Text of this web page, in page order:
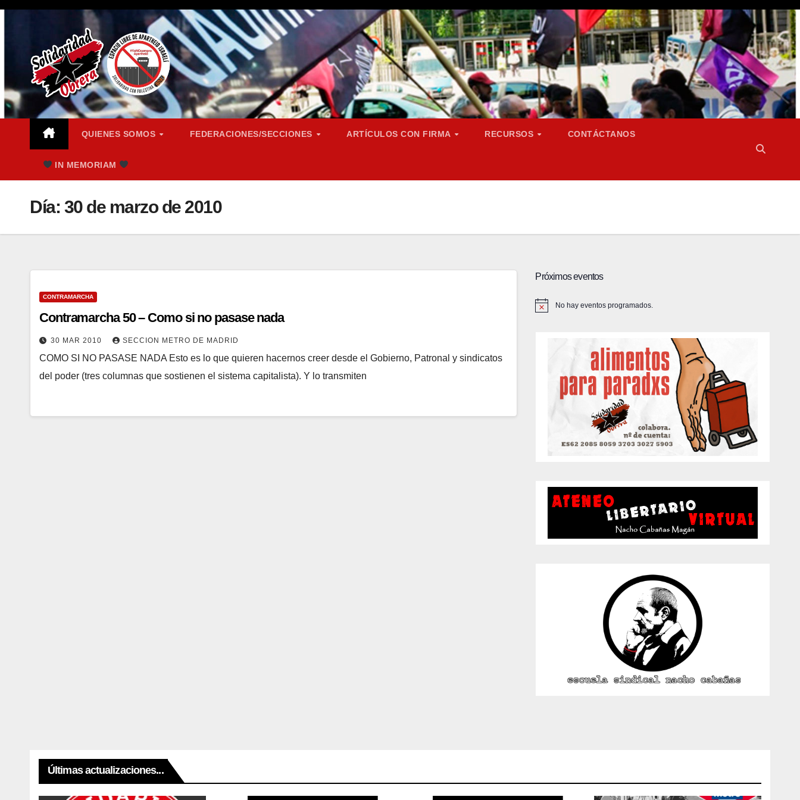
Saltar
QUIENES SOMOS FEDERACIONES/SECCIONES ARTÍCULOS CON FIRMA RECURSOS CONTÁCTANOS
IN MEMORIAM
Día: 30 de marzo de 2010
CONTRAMARCHA
Contramarcha 50 – Como si no pasase nada
30 MAR 2010 SECCION METRO DE MADRID
COMO SI NO PASASE NADA Esto es lo que quieren hacernos creer desde el Gobierno, Patronal y sindicatos
del poder (tres columnas que sostienen el sistema capitalista). Y lo transmiten
Próximos eventos
A
No hay eventos programados.
Últimas actualizaciones...